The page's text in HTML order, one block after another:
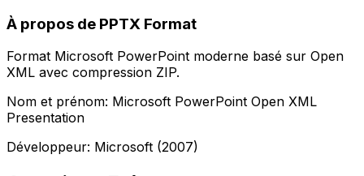
À propos de PPTX Format
Format Microsoft PowerPoint moderne basé sur Open
XML avec compression ZIP.
Nom et prénom: Microsoft PowerPoint Open XML
Presentation
Développeur: Microsoft (2007)